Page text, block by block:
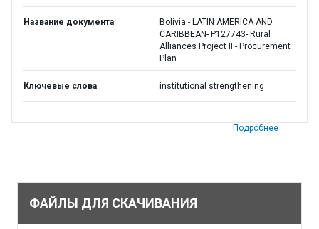
Название документа
Bolivia - LATIN AMERICA AND
CARIBBEAN- P127743- Rural
Alliances Project II - Procurement
Plan
Ключевые слова institutional strengthening
Подробнее
ФАЙЛЫ ДЛЯ СКАЧИВАНИЯ